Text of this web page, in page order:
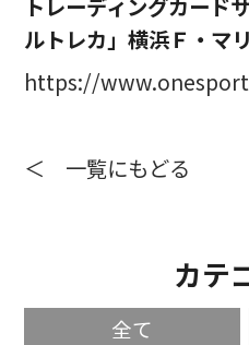
トレーディングカード
ルトレカ」横浜Ｆ・マ
https://
＜ 一覧にもどる
カテ
全て